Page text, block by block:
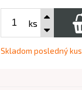
ks
Skladom posledný kus